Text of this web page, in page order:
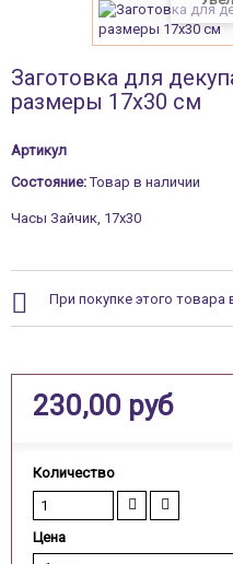
Заготовка для
размеры 17х30 см
Артикул
Состояние: Товар в наличии
Часы Зайчик, 17х30
При покупке этого
230,00 руб
Количество
Цена